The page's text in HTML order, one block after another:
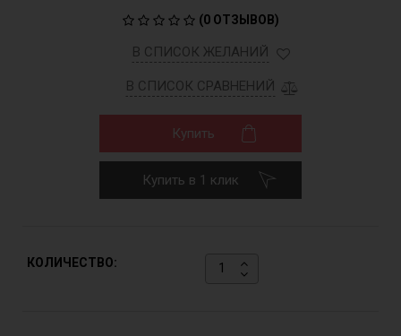
(0 ОТЗЫВОВ)
В СПИСОК ЖЕЛАНИЙ
В СПИСОК СРАВНЕНИЙ
Купить
Купить в 1 клик
КОЛИЧЕСТВО: